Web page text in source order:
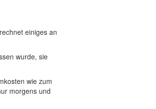
einiges an
wurde, sie
wie zum
morgens und